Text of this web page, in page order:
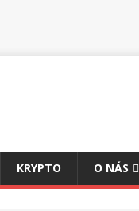
KRYPTO O NÁS